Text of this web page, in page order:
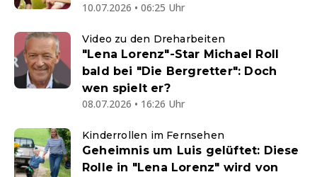
10.07.2026 • 06:25 Uhr
Video zu den Dreharbeiten
"Lena Lorenz"-Star Michael Roll
bald bei "Die Bergretter": Doch
wen spielt er?
08.07.2026 • 16:26 Uhr
Kinderrollen im Fernsehen
Geheimnis um Luis gelüftet: Diese
Rolle in "Lena Lorenz" wird von